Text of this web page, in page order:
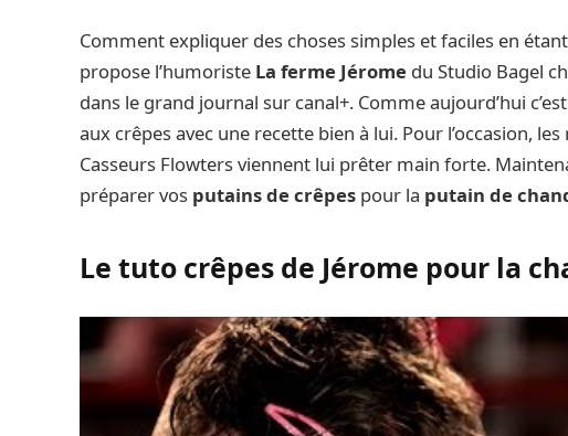
Comment expliquer des choses simples et faciles en
propose l’humoriste La ferme Jérome du Studio Bagel
dans le grand journal sur canal+. Comme aujourd’hui
aux crêpes avec une recette bien à lui. Pour l’occasion,
Casseurs Flowters viennent lui prêter main forte.
préparer vos putains de crêpes pour la putain de
Le tuto crêpes de Jérome pour la